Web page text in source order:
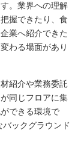
。業界への理解
握できたり、食
業へ紹介できた
わる場面があり
紹介や業務委託
同じフロアに集
できる環境で
ックグラウンド